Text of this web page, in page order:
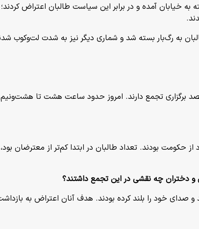
خیابان آمده و در برابر این سیاست طالبان اعتراض
به رگ‌بار بسته شد و شماری دیگر نیز به شدت لت‌وکوب
برگزاری تجمع دارند. امروز حدود ساعت هشت تا
حکومت بودند. تعداد طالبان در ابتدا کم‌تر از معترضان
و دختران چه نقشی در این تجمع داشتند؟
خود را بلند کرده بودند. هدف آنان اعتراض به